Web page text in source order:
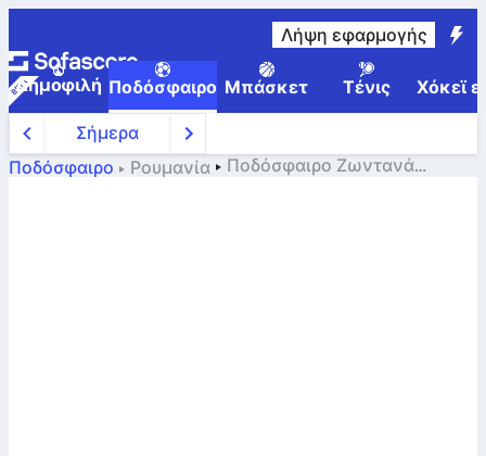
Λήψη εφαρμογής
Δημοφιλή Ποδόσφαιρο Μπάσκετ Τένις Χόκεϊ
Σήμερα
Ποδόσφαιρο
Ρουμανία Ποδόσφαιρο Ζωντανά